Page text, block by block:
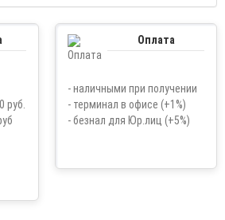
руб.
Оплата
- наличными при получении
- терминал в офисе (+1%)
- безнал для Юр.лиц (+5%)